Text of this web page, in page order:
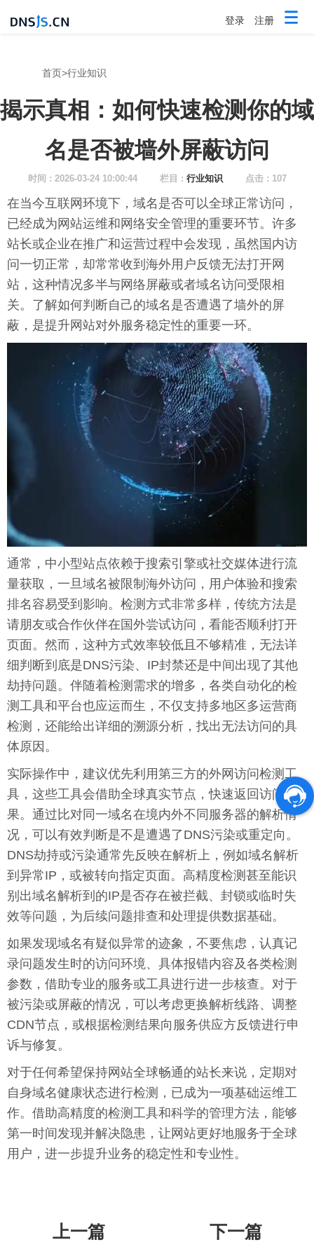
登录 注册
首页 >行业知识
揭示真相：如何快速检测你的域
名是否被墙外屏蔽访问
时间 : 2026-03-24 10:00:44 栏目 : 行业知识 点击 : 107
在当今互联网环境下，域名是否可以全球正常访问，
已经成为网站运维和网络安全管理的重要环节。许多
站长或企业在推广和运营过程中会发现，虽然国内访
问一切正常，却常常收到海外用户反馈无法打开网
站，这种情况多半与网络屏蔽或者域名访问受限相
关。了解如何判断自己的域名是否遭遇了墙外的屏
蔽，是提升网站对外服务稳定性的重要一环。
通常，中小型站点依赖于搜索引擎或社交媒体进行流
量获取，一旦域名被限制海外访问，用户体验和搜索
排名容易受到影响。检测方式非常多样，传统方法是
请朋友或合作伙伴在国外尝试访问，看能否顺利打开
页面。然而，这种方式效率较低且不够精准，无法详
细判断到底是DNS污染、IP封禁还是中间出现了其他
劫持问题。伴随着检测需求的增多，各类自动化的检
测工具和平台也应运而生，不仅支持多地区多运营商
检测，还能给出详细的溯源分析，找出无法访问的具
体原因。
实际操作中，建议优先利用第三方的外网访问检测工
具，这些工具会借助全球真实节点，快速返回访问结
果。通过比对同一域名在境内外不同服务器的解析情
况，可以有效判断是不是遭遇了DNS污染或重定向。
DNS劫持或污染通常先反映在解析上，例如域名解析
到异常IP，或被转向指定页面。高精度检测甚至能识
别出域名解析到的IP是否存在被拦截、封锁或临时失
效等问题，为后续问题排查和处理提供数据基础。
如果发现域名有疑似异常的迹象，不要焦虑，认真记
录问题发生时的访问环境、具体报错内容及各类检测
参数，借助专业的服务或工具进行进一步核查。对于
被污染或屏蔽的情况，可以考虑更换解析线路、调整
CDN节点，或根据检测结果向服务供应方反馈进行申
诉与修复。
对于任何希望保持网站全球畅通的站长来说，定期对
自身域名健康状态进行检测，已成为一项基础运维工
作。借助高精度的检测工具和科学的管理方法，能够
第一时间发现并解决隐患，让网站更好地服务于全球
用户，进一步提升业务的稳定性和专业性。
上一篇 下一篇